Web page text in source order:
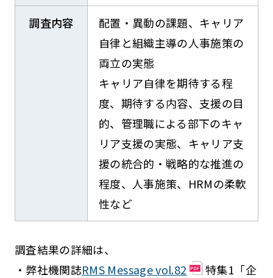
調査内容
配置・異動の課題、キャリア
自律と組織主導の人事施策の
両立の実態
キャリア自律を期待する程
度、期待する内容、支援の目
的、管理職による部下のキャ
リア支援の実態、キャリア支
援の統合的・戦略的な推進の
程度、人事施策、HRMの柔軟
性など
調査結果の詳細は、
・弊社機関誌RMS Message vol.82
特集1「企